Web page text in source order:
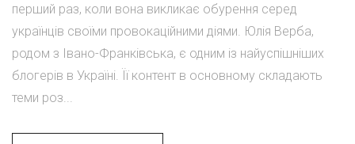
перший раз, коли вона викликає обурення серед
українців своїми провокаційними діями. Юлія Верба,
родом з Івано-Франківська, є одним із найуспішніших
блогерів в Україні. Її контент в основному складають
теми роз...